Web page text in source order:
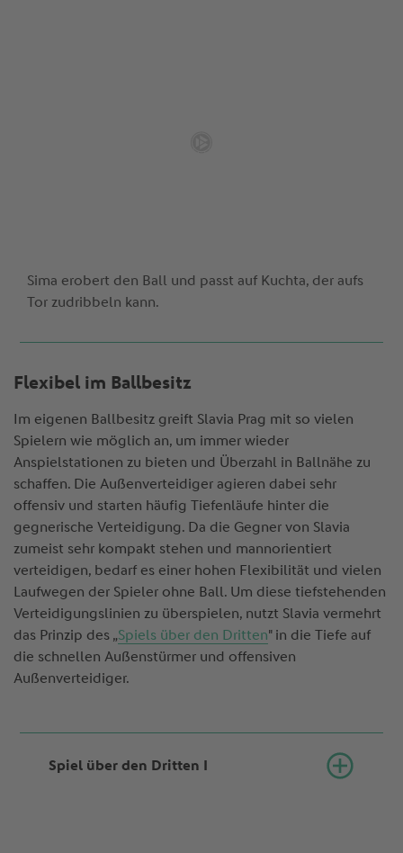
Sima erobert den Ball und passt auf Kuchta, der aufs
Tor zudribbeln kann.
Flexibel im Ballbesitz
Im eigenen Ballbesitz greift Slavia Prag mit so vielen
Spielern wie möglich an, um immer wieder
Anspielstationen zu bieten und Überzahl in Ballnähe zu
schaffen. Die Außenverteidiger agieren dabei sehr
offensiv und starten häufig Tiefenläufe hinter die
gegnerische Verteidigung. Da die Gegner von Slavia
zumeist sehr kompakt stehen und mannorientiert
verteidigen, bedarf es einer hohen Flexibilität und vielen
Laufwegen der Spieler ohne Ball. Um diese tiefstehenden
Verteidigungslinien zu überspielen, nutzt Slavia vermehrt
das Prinzip des „Spiels über den Dritten" in die Tiefe auf
die schnellen Außenstürmer und offensiven
Außenverteidiger.
Spiel über den Dritten I